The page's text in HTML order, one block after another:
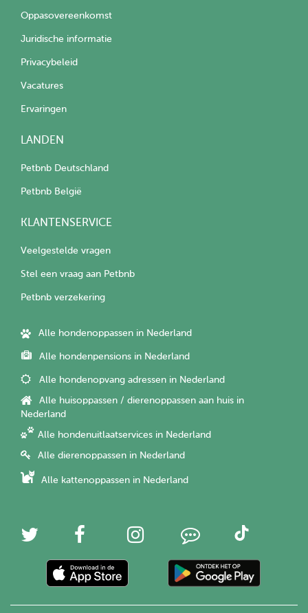
Oppasovereenkomst
Juridische informatie
Privacybeleid
Vacatures
Ervaringen
LANDEN
Petbnb Deutschland
Petbnb België
KLANTENSERVICE
Veelgestelde vragen
Stel een vraag aan Petbnb
Petbnb verzekering
Alle hondenoppassen in Nederland
Alle hondenpensions in Nederland
Alle hondenopvang adressen in Nederland
Alle huisoppassen / dierenoppassen aan huis in
Nederland
Alle hondenuitlaatservices in Nederland
Alle dierenoppassen in Nederland
Alle kattenoppassen in Nederland